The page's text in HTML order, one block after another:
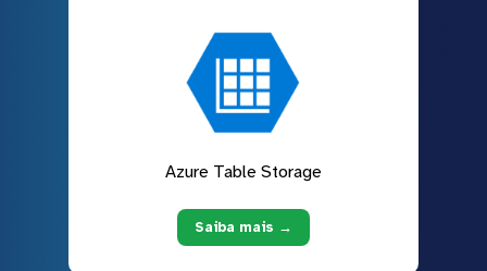
Azure Table Storage
Saiba mais →